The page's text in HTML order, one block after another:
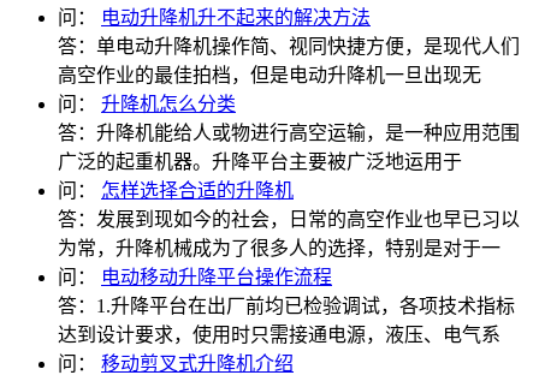
问：
电动升降机升不起来的解决方法
答： 单电动升降机操作简、视同快捷方便，是现代人们
高空作业的最佳拍档，但是电动升降机一旦出现无
问： 升降机怎么分类
答： 升降机能给人或物进行高空运输，是一种应用范围
广泛的起重机器。升降平台主要被广泛地运用于
问： 怎样选择合适的升降机
答： 发展到现如今的社会，日常的高空作业也早已习以
为常，升降机械成为了很多人的选择，特别是对于一
问：
电动移动升降平台操作流程
答： 1.升降平台在出厂前均已检验调试，各项技术指标
达到设计要求，使用时只需接通电源，液压、电气系
问： 移动剪叉式升降机介绍